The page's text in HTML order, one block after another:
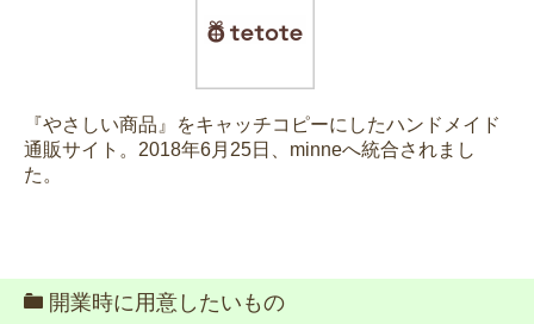
『やさしい商品』をキャッチコピーにしたハンドメイド
通販サイト。2018年6月25日、minneへ統合されまし
た。
開業時に用意したいもの